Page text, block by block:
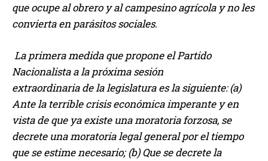
que ocupe al obrero y al campesino agrícola y no les
convierta en parásitos sociales.
La primera medida que propone el Partido
Nacionalista a la próxima sesión
extraordinaria de la legislatura es la siguiente: (a)
Ante la terrible crisis económica imperante y en
vista de que ya existe una moratoria forzosa, se
decrete una moratoria legal general por el tiempo
que se estime necesario; (b) Que se decrete la